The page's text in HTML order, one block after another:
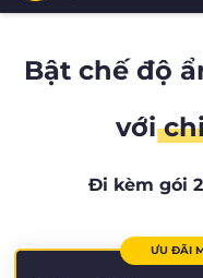
Bật chế độ
với
Đi kèm gói
ƯU ĐÃI